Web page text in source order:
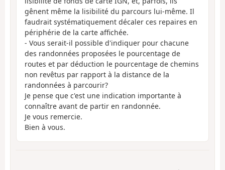
gênent même la lisibilité du parcours lui-même. Il
faudrait systématiquement décaler ces repaires en
périphérie de la carte affichée.
- Vous serait-il possible d'indiquer pour chacune
des randonnées proposées le pourcentage de
routes et par déduction le pourcentage de chemins
non revêtus par rapport à la distance de la
randonnées à parcourir?
Je pense que c'est une indication importante à
connaître avant de partir en randonnée.
Je vous remercie.
Bien à vous.